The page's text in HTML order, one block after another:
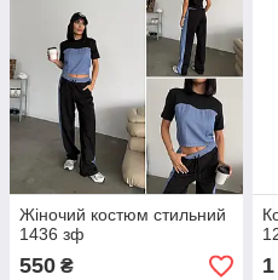
Жіночий костюм стильний
1436 зф
550 ₴